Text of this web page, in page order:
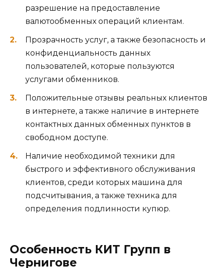
разрешение на предоставление
валютообменных операций клиентам.
Прозрачность услуг, а также безопасность и
конфиденциальность данных
пользователей, которые пользуются
услугами обменников.
Положительные отзывы реальных клиентов
в интернете, а также наличие в интернете
контактных данных обменных пунктов в
свободном доступе.
Наличие необходимой техники для
быстрого и эффективного обслуживания
клиентов, среди которых машина для
подсчитывания, а также техника для
определения подлинности купюр.
Особенность КИТ Групп в
Чернигове